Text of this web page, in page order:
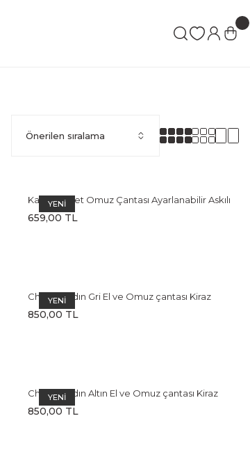
YENİ
Kadın Baget Omuz Çantası Ayarlanabilir Askılı
Beyaz Çanta
659,00 TL
YENİ
Cherry Kadın Gri El ve Omuz çantası Kiraz
Charm Aksesuarlı
850,00 TL
YENİ
Cherry Kadın Altın El ve Omuz çantası Kiraz
Charm Aksesuarlı
850,00 TL